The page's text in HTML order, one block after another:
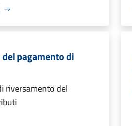
pagamento di
riversamento del